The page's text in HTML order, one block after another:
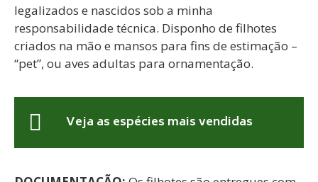
legalizados e nascidos sob a minha
responsabilidade técnica. Disponho de filhotes
criados na mão e mansos para fins de estimação –
“pet”, ou aves adultas para ornamentação.
Veja as espécies mais vendidas